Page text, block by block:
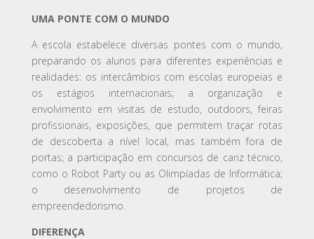
UMA PONTE COM O MUNDO
A escola estabelece diversas pontes com o mundo,
preparando os alunos para diferentes experiências e
realidades: os intercâmbios com escolas europeias e
os estágios internacionais; a organização e
envolvimento em visitas de estudo, outdoors, feiras
profissionais, exposições, que permitem traçar rotas
de descoberta a nível local, mas também fora de
portas; a participação em concursos de cariz técnico,
como o Robot Party ou as Olimpíadas de Informática;
o desenvolvimento de projetos de
empreendedorismo.
DIFERENÇA